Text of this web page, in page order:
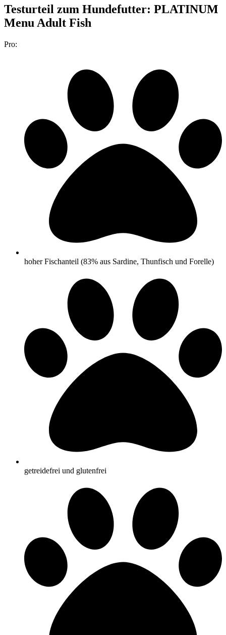
Testurteil zum Hundefutter: PLATINUM
Menu Adult Fish
Pro:
hoher Fischanteil (83% aus Sardine, Thunfisch und Forelle)
getreidefrei und glutenfrei